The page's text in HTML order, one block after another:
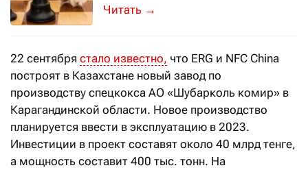
За прошедший год сменилось
→
22 сентября стало известно, что ERG и NFC China
построят в Казахстане новый завод по
производству спецкокса АО «Шубарколь комир» в
Карагандинской области. Новое производство
планируется ввести в эксплуатацию в 2023.
Инвестиции в проект составят около 40 млрд тенге,
а мощность составит 400 тыс. тонн. На